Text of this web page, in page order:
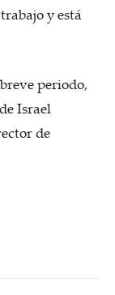
y está
periodo,
Israel
de